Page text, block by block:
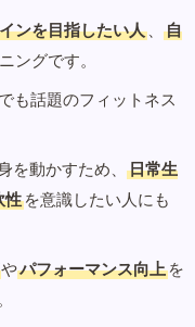
ンを目指したい人 、
自
ングです。
も話題のフィットネス
動かすため、
日常生
性 を意識したい人にも
やパフォーマンス向上 を